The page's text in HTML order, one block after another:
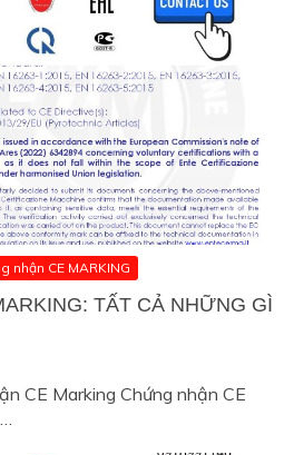
nhận CE MARKING
TẤT CẢ NHỮNG GÌ
CE Marking Chứng nhận CE